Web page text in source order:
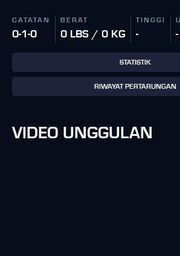
CATATAN
0-1-0
BERAT
0 LBS / 0 KG
TINGGI
- -
STATISTIK
RIWAYAT PERTARUNGAN
VIDEO UNGGULAN